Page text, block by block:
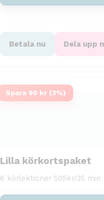
Betala nu Dela upp
Spara 90 kr (3%)
Lilla körkortspaket
6 körlektioner 505kr/35 min